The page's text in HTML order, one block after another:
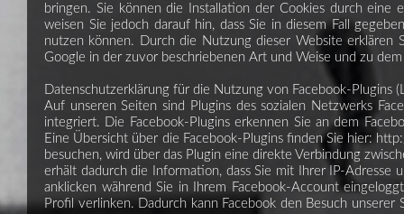
bringen. Sie können die Installation der Cookies durch eine
weisen Sie jedoch darauf hin, dass Sie in diesem Fall
nutzen können. Durch die Nutzung dieser Website
Google in der zuvor beschriebenen Art und Weise und zu
Datenschutzerklärung für die Nutzung von Facebook-Plugins
Auf unseren Seiten sind Plugins des sozialen Netzwerks
integriert. Die Facebook-Plugins erkennen Sie an dem
Eine Übersicht über die Facebook-Plugins finden Sie hier:
besuchen, wird über das Plugin eine direkte Verbindung
erhält dadurch die Information, dass Sie mit Ihrer IP-Adresse
anklicken während Sie in Ihrem Facebook-Account
Profil verlinken. Dadurch kann Facebook den Besuch